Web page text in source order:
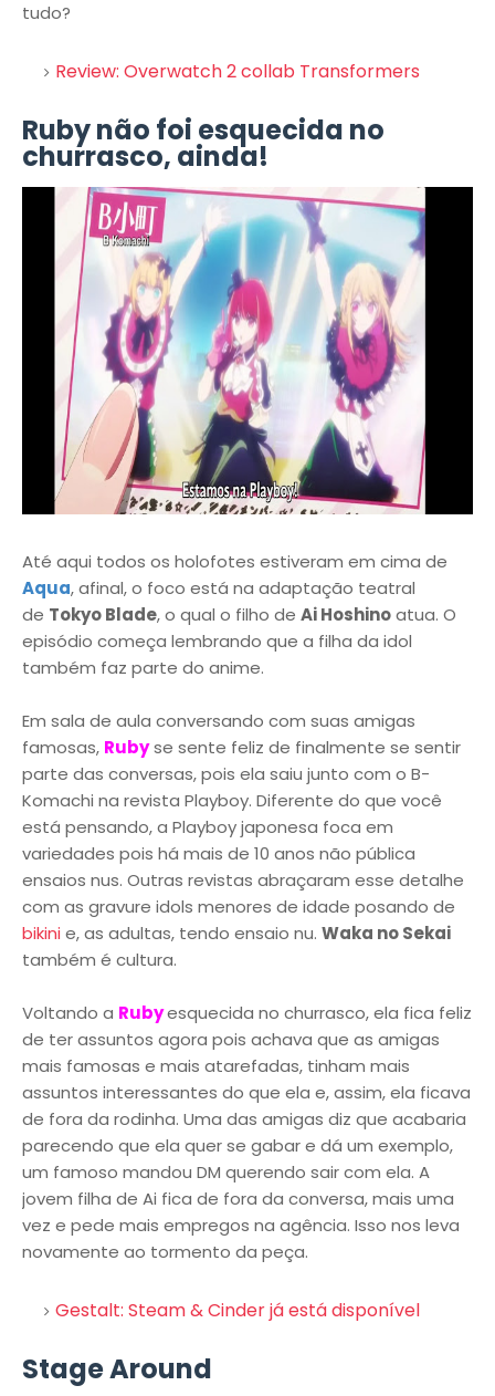
tudo?
Review: Overwatch 2 collab Transformers
Ruby não foi esquecida no
churrasco, ainda!
Até aqui todos os holofotes estiveram em cima de
Aqua, afinal, o foco está na adaptação teatral
de Tokyo Blade, o qual o filho de Ai Hoshinoatua. O
episódio começa lembrando que a filha da idol
também faz parte do anime.
Em sala de aula conversando com suas amigas
famosas, Rubyse sente feliz de finalmente se sentir
parte das conversas, pois ela saiu junto com o B-
Komachi na revista Playboy. Diferente do que você
está pensando, a Playboy japonesa foca em
variedades pois há mais de 10 anos não pública
ensaios nus. Outras revistas abraçaram esse detalhe
com as gravure idols menores de idade posando de
bikini e, as adultas, tendo ensaio nu. Waka no Sekai
também é cultura.
Voltando a Rubyesquecida no churrasco, ela fica feliz
de ter assuntos agora pois achava que as amigas
mais famosas e mais atarefadas, tinham mais
assuntos interessantes do que ela e, assim, ela ficava
de fora da rodinha. Uma das amigas diz que acabaria
parecendo que ela quer se gabar e dá um exemplo,
um famoso mandou DM querendo sair com ela. A
jovem filha de Ai fica de fora da conversa, mais uma
vez e pede mais empregos na agência. Isso nos leva
novamente ao tormento da peça.
Gestalt: Steam & Cinder já está disponível
Stage Around